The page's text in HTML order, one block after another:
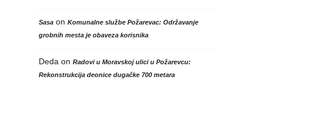
Sasaon Komunalne službe Požarevac: Održavanje
grobnih mesta je obaveza korisnika
Deda on Radovi u Moravskoj ulici u Požarevcu:
Rekonstrukcija deonice dugačke 700 metara